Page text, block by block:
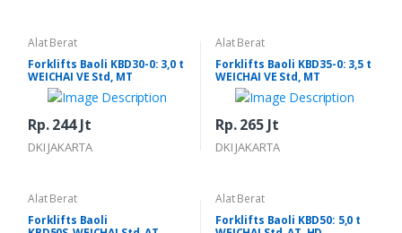
Alat Berat
Forklifts Baoli KBD30-0: 3,0 t
WEICHAI VE Std, MT
Rp. 244 Jt
DKI JAKARTA
Alat Berat
Forklifts Baoli KBD35-0: 3,5 t
WEICHAI VE Std, MT
Rp. 265 Jt
DKI JAKARTA
Alat Berat
Forklifts Baoli
Alat Berat
Forklifts Baoli KBD50: 5,0 t